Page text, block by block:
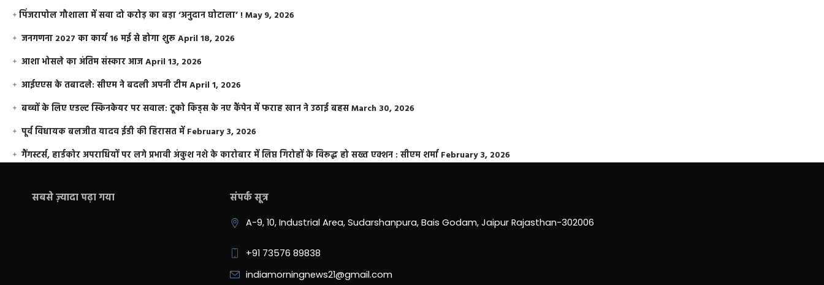
​पिंजरापोल गौशाला में सवा दो करोड़ का बड़ा ‘अनुदान घोटाला’ !May 9, 2026
जनगणना 2027 का कार्य 16 मई से होगा शुरूApril 18, 2026
आशा भोसले का अंतिम संस्कार आजApril 13, 2026
आईएएस के तबादले: सीएम ने बदली अपनी टीमApril 1, 2026
बच्चों के लिए एडल्ट स्किनकेयर पर सवाल: टूको किड्स के नए कैंपेन में फराह खान ने उठाई बहसMarch 30, 2026
पूर्व विधायक बलजीत यादव ईडी की हिरासत में February 3, 2026
गैंगस्टर्स, हार्डकोर अपराधियों पर लगे प्रभावी अंकुश नशे के कारोबार में लिप्त गिरोहों के विरूद्ध हो सख्त एक्शन : सीएम शर्मा February 3, 2026
सबसे ज़्यादा पढ़ा गया संपर्क सूत्र
A-9, 10, Industrial Area, Sudarshanpura, Bais Godam, Jaipur Rajasthan-302006
+91 73576 89838
indiamorningnews21@gmail.com